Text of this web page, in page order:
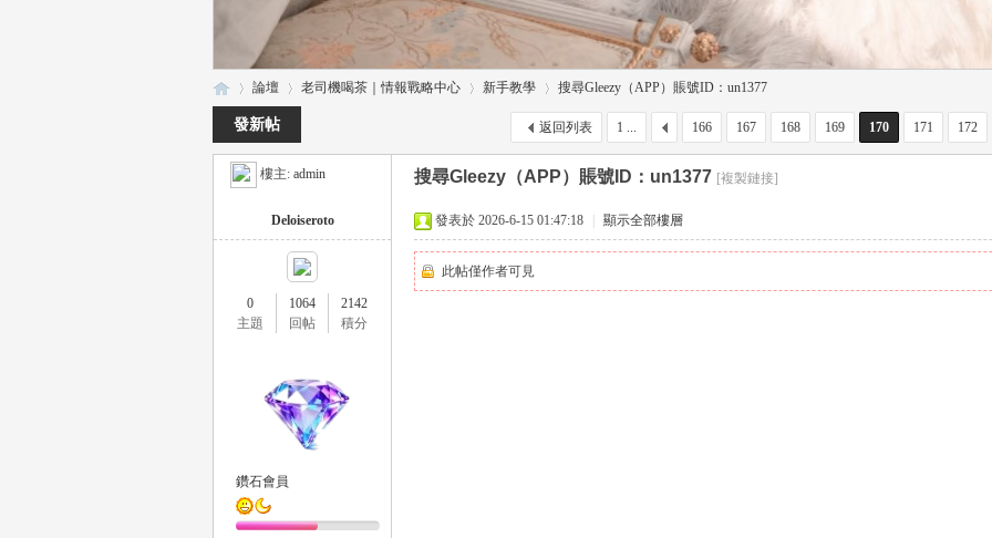
»
論壇
›
老司機喝茶｜情報戰略中心
›
新手教學
›
搜尋Gleezy（APP）賬號ID：un1377
1 ... 166 167 168 169 170 171 172
返回列表
發新帖
樓主: admin 搜尋Gleezy（APP）賬號ID：un1377 [複製鏈接]
Deloiseroto
0
主題
1064
回帖
2142
積分
鑽石會員
發表於 2026-6-15 01:47:18 顯示全部樓層
此帖僅作者可見